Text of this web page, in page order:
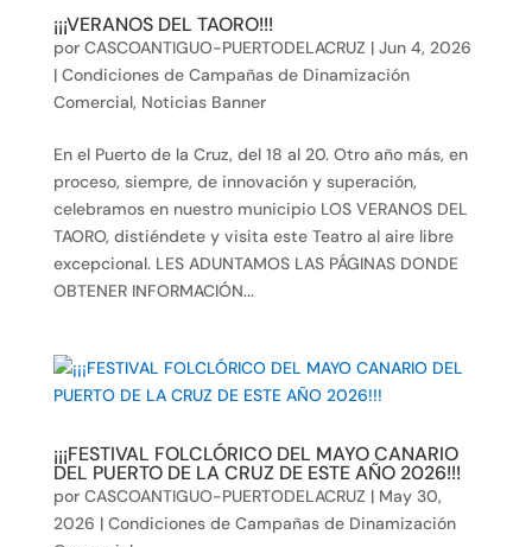
¡¡¡VERANOS DEL TAORO!!!
por CASCOANTIGUO-PUERTODELACRUZ | Jun 4, 2026
| Condiciones de Campañas de Dinamización
Comercial, Noticias Banner
En el Puerto de la Cruz, del 18 al 20. Otro año más, en
proceso, siempre, de innovación y superación,
celebramos en nuestro municipio LOS VERANOS DEL
TAORO, distiéndete y visita este Teatro al aire libre
excepcional. LES ADUNTAMOS LAS PÁGINAS DONDE
OBTENER INFORMACIÓN...
¡¡¡FESTIVAL FOLCLÓRICO DEL MAYO CANARIO
DEL PUERTO DE LA CRUZ DE ESTE AÑO 2026!!!
por CASCOANTIGUO-PUERTODELACRUZ | May 30,
2026 | Condiciones de Campañas de Dinamización